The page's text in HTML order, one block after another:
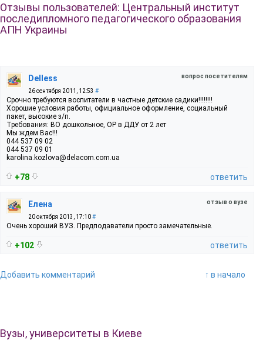
Отзывы пользователей: Центральный институт
последипломного педагогического образования
АПН Украины
вопрос посетителям
Delless
26 сентября 2011, 12:53 #
Срочно требуются воспитатели в частные детские садики!!!!!!!!
Хорошие условия работы, официальное оформление, социальный
пакет, высокие з/п.
Требования: ВО дошкольное, ОР в ДДУ от 2 лет
Мы ждем Вас!!!
044 537 09 02
044 537 09 01
karolina.kozlova@delacom.com.ua
+78 ответить
отзыв о вузе
Елена
20 октября 2013, 17:10#
Очень хороший ВУЗ. Предподаватели просто замечательные.
+102 ответить
Добавить комментарий ↑ в начало
Вузы, университеты в Киеве